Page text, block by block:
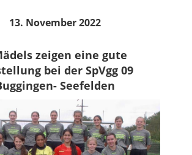
13. November 2022
zeigen eine gute
bei der SpVgg 09
Seefelden